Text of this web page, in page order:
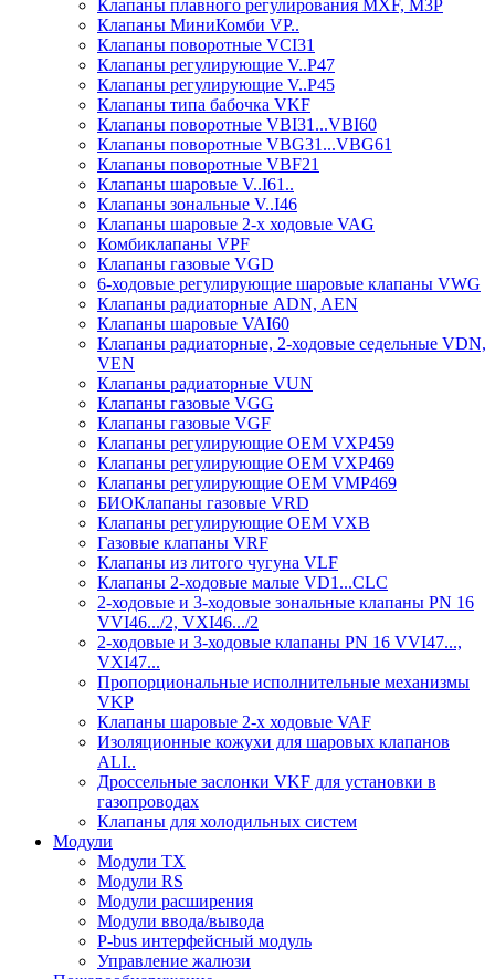
Клапаны плавного регулирования MXF, M3P
Клапаны МиниКомби VP..
Клапаны поворотные VCI31
Клапаны регулирующие V..P47
Клапаны регулирующие V..P45
Клапаны типа бабочка VKF
Клапаны поворотные VBI31...VBI60
Клапаны поворотные VBG31...VBG61
Клапаны поворотные VBF21
Клапаны шаровые V..I61..
Клапаны зональные V..I46
Клапаны шаровые 2-х ходовые VAG
Комбиклапаны VPF
Клапаны газовые VGD
6-ходовые регулирующие шаровые клапаны VWG
Клапаны радиаторные ADN, AЕN
Клапаны шаровые VAI60
Клапаны радиаторные, 2-ходовые седельные VDN,
VEN
Клапаны радиаторные VUN
Клапаны газовые VGG
Клапаны газовые VGF
Клапаны регулирующие ОЕМ VXP459
Клапаны регулирующие ОЕМ VXP469
Клапаны регулирующие ОЕМ VMP469
БИОКлапаны газовыe VRD
Клапаны регулирующие OEM VXB
Газовые клапаны VRF
Клапаны из литого чугуна VLF
Клапаны 2-ходовые малые VD1...CLC
2-ходовые и 3-ходовые зональные клапаны PN 16
VVI46.../2, VXI46.../2
2-ходовые и 3-ходовые клапаны PN 16 VVI47...,
VXI47...
Пропорциональные исполнительные механизмы
VKP
Клапаны шаровые 2-х ходовые VAF
Изоляционные кожухи для шаровых клапанов
ALI..
Дроссельные заслонки VKF для установки в
газопроводах
Клапаны для холодильных систем
Модули
Модули TX
Модули RS
Модули расширения
Модули ввода/вывода
P-bus интерфейсный модуль
Управление жалюзи